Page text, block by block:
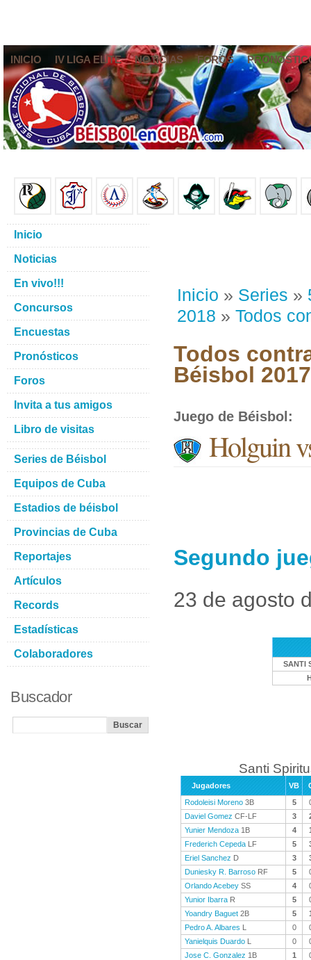
INICIO IV LIGA ELITE NOTICIAS FOROS
Inicio » Series »
2018 » Todos
Todos
Béisbol
Juego de Béisbol :
Holguin
Segundo
23 de agosto
SANTI
Santi
Jugadores VB
Rodoleisi Moreno 3B 5
Daviel Gomez CF-LF 3
Yunier Mendoza 1B 4
Frederich Cepeda LF 5
Eriel Sanchez D 3
Duniesky R. Barroso RF 5
Orlando Acebey SS 4
Yunior Ibarra R 5
Yoandry Baguet 2B 5
Pedro A. Albares L 0
Yanielquis Duardo L 0
Jose C. Gonzalez 1B 1
Inicio
Noticias
En vivo!!!
Concursos
Encuestas
Pronósticos
Foros
Invita a tus amigos
Libro de visitas
Series de Béisbol
Equipos de Cuba
Estadios de béisbol
Provincias de Cuba
Reportajes
Artículos
Records
Estadísticas
Colaboradores
Buscador